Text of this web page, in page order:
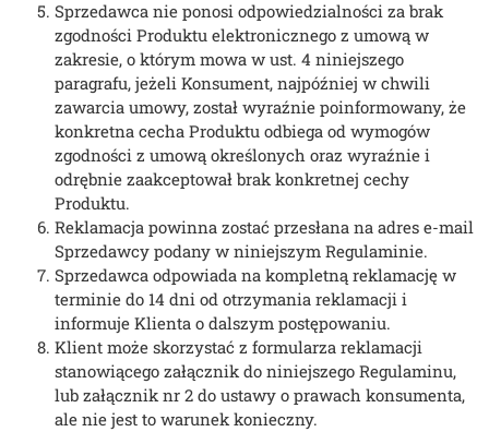
Sprzedawca nie ponosi odpowiedzialności za brak
zgodności Produktu elektronicznego z umową w
zakresie, o którym mowa w ust. 4 niniejszego
paragrafu, jeżeli Konsument, najpóźniej w chwili
zawarcia umowy, został wyraźnie poinformowany, że
konkretna cecha Produktu odbiega od wymogów
zgodności z umową określonych oraz wyraźnie i
odrębnie zaakceptował brak konkretnej cechy
Produktu.
Reklamacja powinna zostać przesłana na adres e-mail
Sprzedawcy podany w niniejszym Regulaminie.
Sprzedawca odpowiada na kompletną reklamację w
terminie do 14 dni od otrzymania reklamacji i
informuje Klienta o dalszym postępowaniu.
Klient może skorzystać z formularza reklamacji
stanowiącego załącznik do niniejszego Regulaminu,
lub załącznik nr 2 do ustawy o prawach konsumenta,
ale nie jest to warunek konieczny.